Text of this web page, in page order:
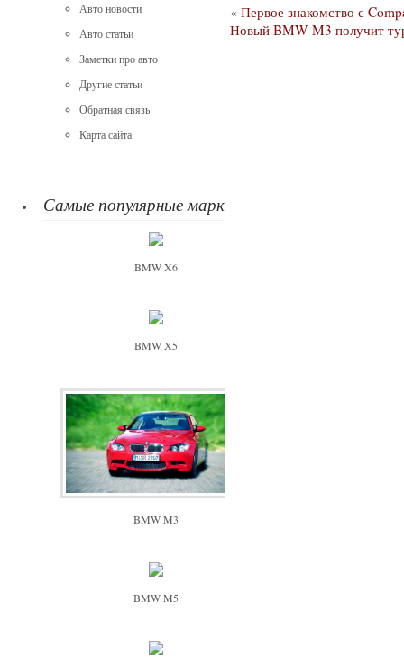
Авто новости
Авто статьи
Заметки про авто
Другие статьи
Обратная связь
Карта сайта
Самые популярные марки
BMW X6
BMW X5
BMW M3
BMW M5
« Первое знакомство с
Новый BMW M3 получит